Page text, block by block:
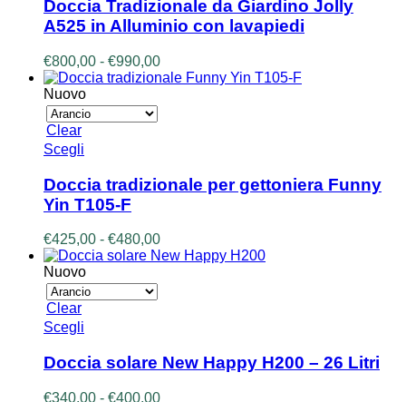
più
varianti.
Le
opzioni
possono
essere
scelte
prodotto
Doccia Tradizionale da Giardino Jolly
A525 in Alluminio con lavapiedi
€800,00 - €990,00Fascia
di
Nuovo
Clear
Scegli
ha
più
varianti.
Le
opzioni
possono
essere
scelte
prodotto
Doccia tradizionale per gettoniera Funny
Yin T105-F
€425,00 - €480,00Fascia
di
Nuovo
Clear
Scegli
ha
più
varianti.
Doccia solare New Happy H200 – 26 Litri
€340,00 - €400,00Fascia